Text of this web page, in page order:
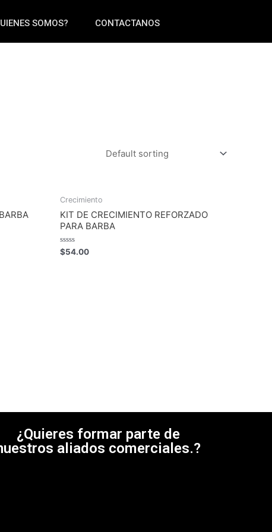
SOMOS? CONTACTANOS
Crecimiento
KIT DE CRECIMIENTO REFORZADO
PARA BARBA
Rated
0
$54.00
¿Quieres formar parte de
aliados comerciales.?